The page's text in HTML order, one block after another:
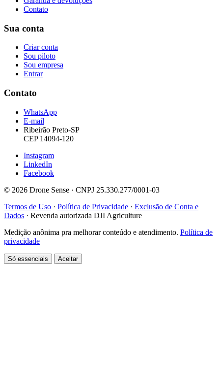
Contato
Sua conta
Criar conta
Sou piloto
Sou empresa
Entrar
Contato
WhatsApp
E-mail
Ribeirão Preto-SP
CEP 14094-120
Instagram
LinkedIn
Facebook
© 2026 Drone Sense · CNPJ 25.330.277/0001-03
Termos de Uso · Política de Privacidade · Exclusão de Conta e
Dados · Revenda autorizada DJI Agriculture
Medição anônima pra melhorar conteúdo e atendimento. Política de
privacidade
Só essenciais Aceitar